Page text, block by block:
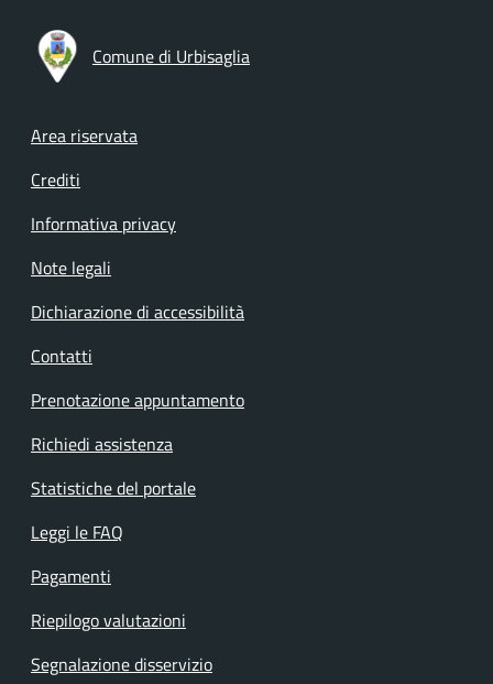
Comune di Urbisaglia
Footer menu
Area riservata
Crediti
Informativa privacy
Note legali
Dichiarazione di accessibilità
Contatti
Prenotazione appuntamento
Richiedi assistenza
Statistiche del portale
Leggi le FAQ
Pagamenti
Riepilogo valutazioni
Segnalazione disservizio